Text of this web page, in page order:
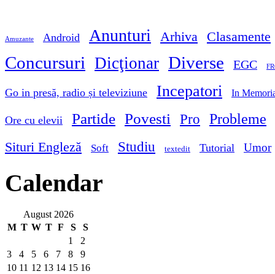
Amuzante Android Anunturi Arhiva Clasamente
Concursuri Dicţionar Diverse EGC
Go in presă, radio și televiziune Incepatori In
Ore cu elevii Partide Povesti Pro Probleme
Situri Engleză Soft Studiu textedit Tutorial Umor
Calendar
August 2026
M T W T F S
S
1
2
3
4 5 6 7 8
9
10 11 12 13 14 15 16